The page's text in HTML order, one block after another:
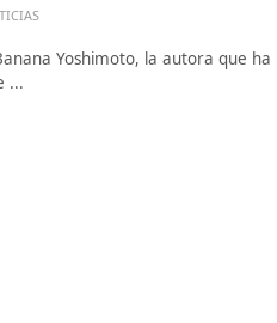
Yoshimoto, la autora que ha
...